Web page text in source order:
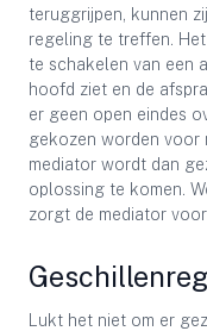
teruggrijpen, kunnen
regeling te treffen.
te schakelen van een
hoofd ziet en de
er geen open eindes
gekozen worden voor
mediator wordt dan
oplossing te komen.
zorgt de mediator
Lukt het niet om er